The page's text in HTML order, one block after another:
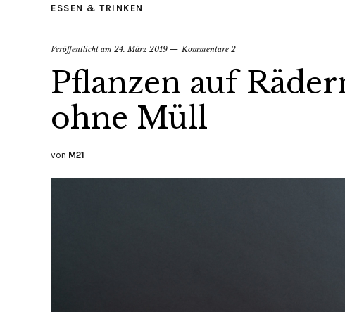
ESSEN & TRINKEN
Veröffentlicht am 24. März 2019 Kommentare 2
Pflanzen auf
ohne Müll
von M21